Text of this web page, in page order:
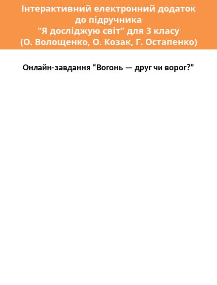
Інтерактивний електронний додаток
до підручника
“Я досліджую світ” для 3 класу
(О. Волощенко, О. Козак, Г. Остапенко)
Онлайн-завдання “Вогонь — друг чи ворог?”